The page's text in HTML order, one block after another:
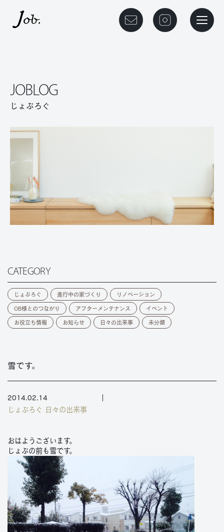
メニュ
JOBLOG
じょぶろぐ
CATEGORY
じょぶろぐ 進行中の家づくり リノベーション
OB様とのつながり アフターメンテナンス イベント
お役立ち情報 お知らせ 日々の出来事 未分類
雪です。
2014.02.14
じょぶろぐ 日々の出来事
おはようございます。
じょぶの前も雪です。